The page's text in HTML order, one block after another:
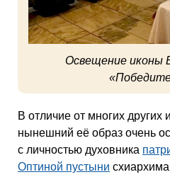
Освещение иконы
В отличие от многих других
нынешний её образ очень
с личностью духовника
Оптиной пустыни